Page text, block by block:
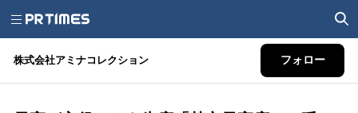
株式会社アミナコレクション フォロー